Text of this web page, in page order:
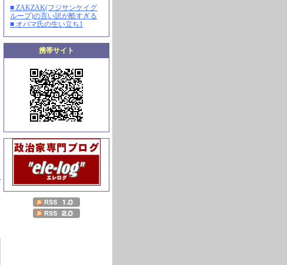
■ ZAKZAK(フジサンケイグ
ループ)の言い訳が酷すぎる
■ オバマ氏の生い立ち1
携帯サイト